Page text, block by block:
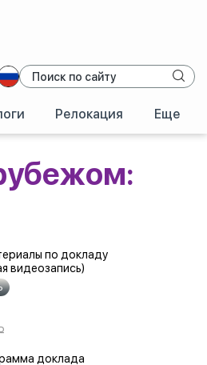
Релокация Еще
по докладу
видеозапись)
доклада